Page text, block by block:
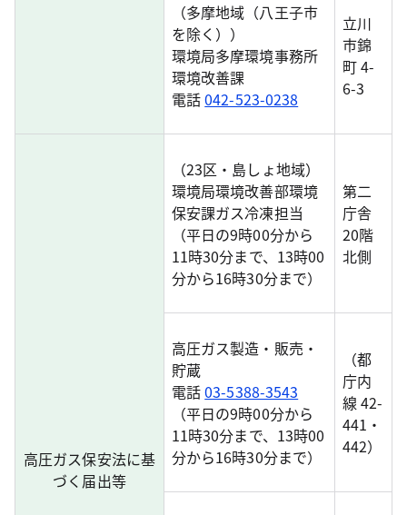
（多摩地域（八王子市
を除く））
環境局多摩環境事務所
環境改善課
電話042-523-0238
立川
市錦
町 4-
6-3
高圧ガス保安法に基
づく届出等
（23区・島しょ地域）
環境局環境改善部環境
保安課ガス冷凍担当
（平日の9時00分から
11時30分まで、13時00
分から16時30分まで）
第二
庁舎
20階
北側
高圧ガス製造・販売・
貯蔵
電話03-5388-3543
（平日の9時00分から
11時30分まで、13時00
分から16時30分まで）
（都
庁内
線 42-
441・
442）